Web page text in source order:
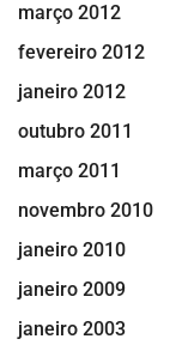
março 2012
fevereiro 2012
janeiro 2012
outubro 2011
março 2011
novembro 2010
janeiro 2010
janeiro 2009
janeiro 2003